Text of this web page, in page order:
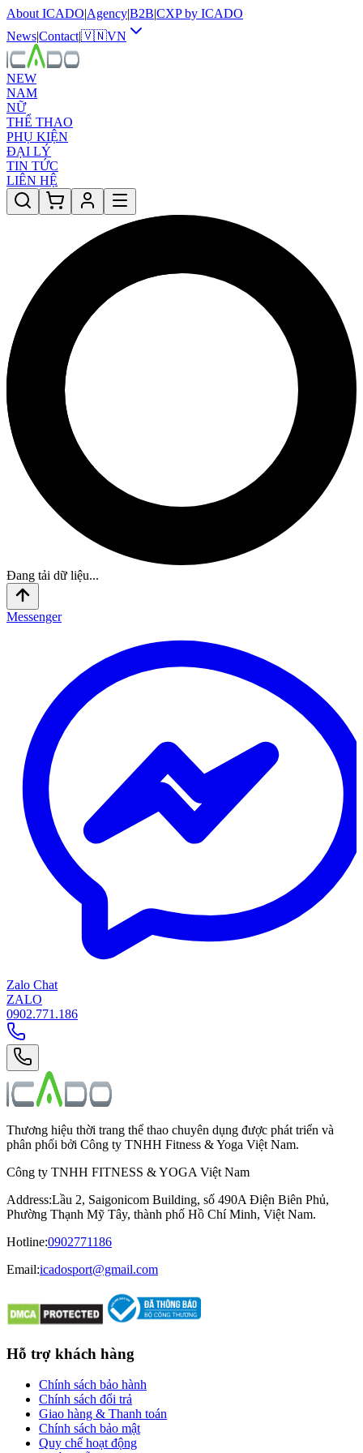
About ICADO|Agency|B2B|CXP by ICADO
News|Contact|🇻🇳VN
NEW
NAM
NỮ
THỂ THAO
PHỤ KIỆN
ĐẠI LÝ
TIN TỨC
LIÊN HỆ
Đang tải dữ liệu...
Messenger
Zalo Chat
ZALO
0902.771.186
Thương hiệu thời trang thể thao chuyên dụng được phát triển và
phân phối bởi Công ty TNHH Fitness & Yoga Việt Nam.
Công ty TNHH FITNESS & YOGA Việt Nam
Address:Lầu 2, Saigonicom Building, số 490A Điện Biên Phủ,
Phường Thạnh Mỹ Tây, thành phố Hồ Chí Minh, Việt Nam.
Hotline:0902771186
Email:icadosport@gmail.com
Hỗ trợ khách hàng
Chính sách bảo hành
Chính sách đổi trả
Giao hàng & Thanh toán
Chính sách bảo mật
Quy chế hoạt động